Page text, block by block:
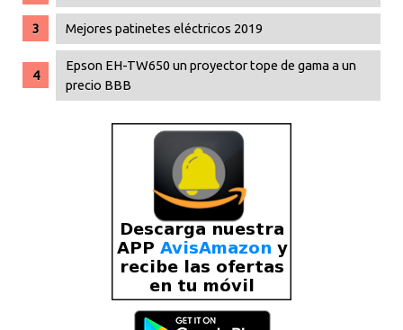
Mejores patinetes eléctricos 2019
Epson EH-TW650 un proyector tope de gama a un
precio BBB